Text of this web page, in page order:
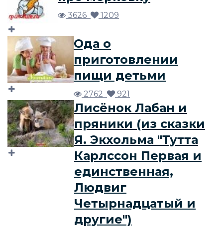
3626 1209
Ода о
приготовлении
пищи детьми
2762 921
Лисёнок Лабан и
пряники (из сказки
Я. Экхольма "Тутта
Карлссон Первая и
единственная,
Людвиг
Четырнадцатый и
другие")